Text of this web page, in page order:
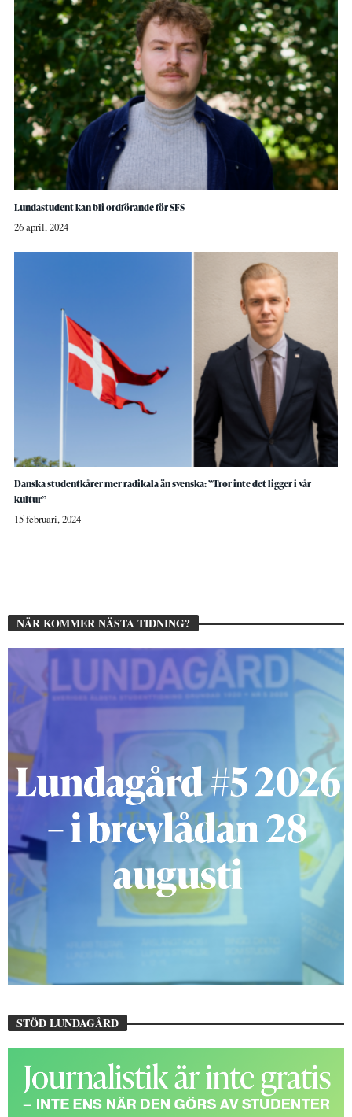
Lundastudent kan bli ordförande för SFS
26 april, 2024
Danska studentkårer mer radikala än svenska: ”Tror inte det ligger i vår
kultur”
15 februari, 2024
NÄR KOMMER NÄSTA TIDNING?
STÖD LUNDAGÅRD